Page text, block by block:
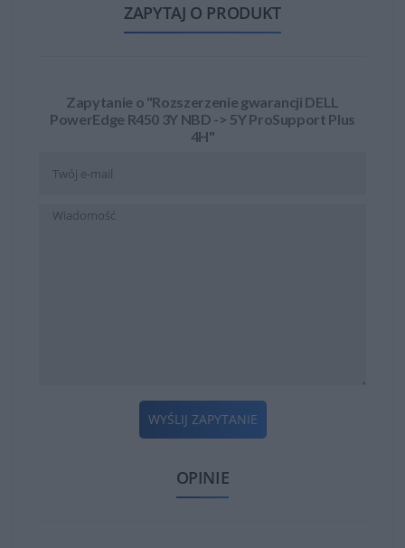
ZAPYTAJ O PRODUKT
Zapytanie o "Rozszerzenie gwarancji DELL
PowerEdge R450 3Y NBD -> 5Y ProSupport Plus
4H"
WYŚLIJ ZAPYTANIE
OPINIE